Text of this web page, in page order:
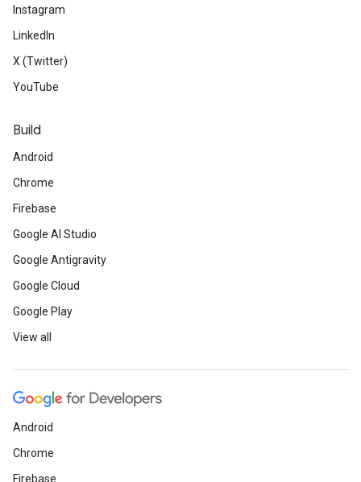
Instagram
LinkedIn
X (Twitter)
YouTube
Build
Android
Chrome
Firebase
Google AI Studio
Google Antigravity
Google Cloud
Google Play
View all
Android
Chrome
Firebase